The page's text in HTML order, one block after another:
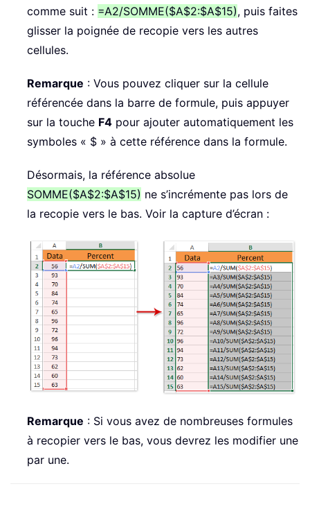
comme suit : =A2/SOMME($A$2:$A$15), puis faites
glisser la poignée de recopie vers les autres
cellules.
Remarque : Vous pouvez cliquer sur la cellule
référencée dans la barre de formule, puis appuyer
sur la touche F4 pour ajouter automatiquement les
symboles « $ » à cette référence dans la formule.
Désormais, la référence absolue
SOMME($A$2:$A$15) ne s’incrémente pas lors de
la recopie vers le bas. Voir la capture d’écran :
Remarque : Si vous avez de nombreuses formules
à recopier vers le bas, vous devrez les modifier une
par une.